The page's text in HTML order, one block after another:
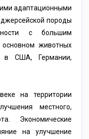
адаптационными
породы
с большим
животных
в США, Германии,
на территории
местного,
Экономические
на улучшение